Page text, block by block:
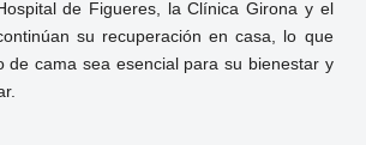
de Figueres, la Clínica Girona y el
su recuperación en casa, lo que
de cama sea esencial para su bienestar y